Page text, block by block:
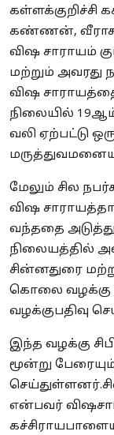
கள்ளக்குறிச்சி
கண்ணன்,
விஷ சாராயம்
மற்றும் அவரது
விஷ
நிலையில்
வலி ஏற்பட்டு
மேலும் சில
விஷ
வந்ததை
நிலையத்தில்
சின்னதுரை
கொலை வழக்கு
வழக்குபதிவு
இந்த வழக்கு
மூன்று
என்பவர்